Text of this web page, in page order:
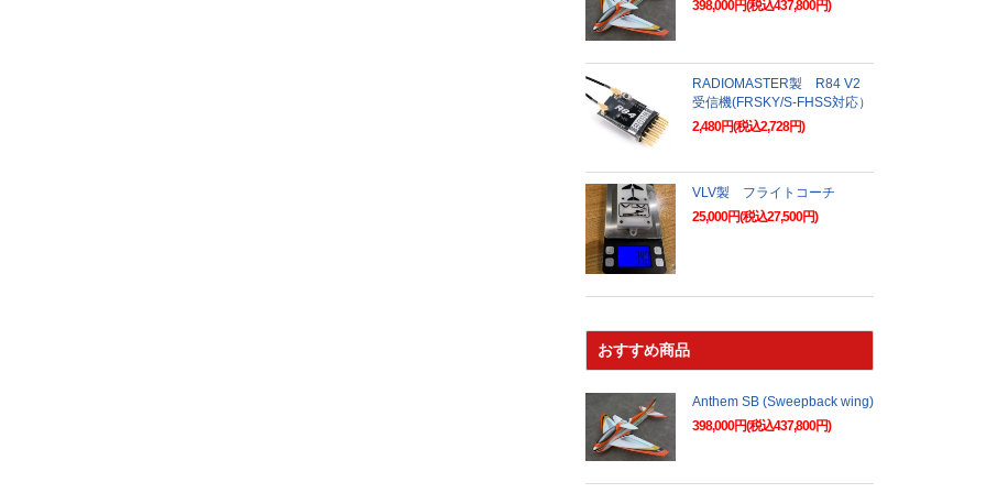
398,000円(税込437,800円)
RADIOMASTER製 R84 V2
受信機(FRSKY/S-FHSS対応）
2,480円(税込2,728円)
VLV製 フライトコーチ
25,000円(税込27,500円)
おすすめ商品
Anthem SB (Sweepback wing)
398,000円(税込437,800円)